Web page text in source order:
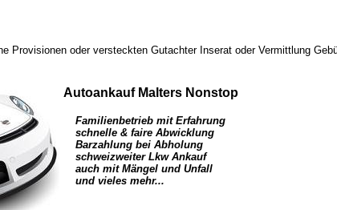
Provisionen oder versteckten Gutachter Inserat oder Vermittlung
Autoankauf Malters Nonstop
Familienbetrieb mit Erfahrung
schnelle & faire Abwicklung
Barzahlung bei Abholung
schweizweiter Lkw Ankauf
auch mit Mängel und Unfall
und vieles mehr...